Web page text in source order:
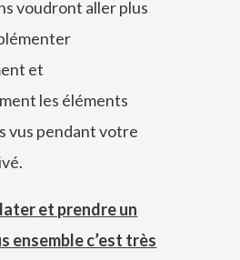
voudront aller plus
et
les éléments
vus pendant votre
et prendre un
ensemble c’est très